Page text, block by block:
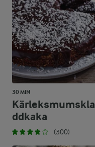
30 MIN
Kärleksmumskla
ddkaka
(300)